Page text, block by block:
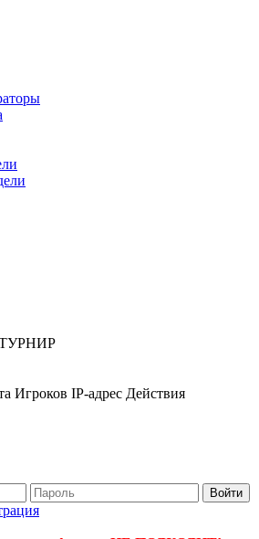
Игроков IP-адрес Действия
Войти